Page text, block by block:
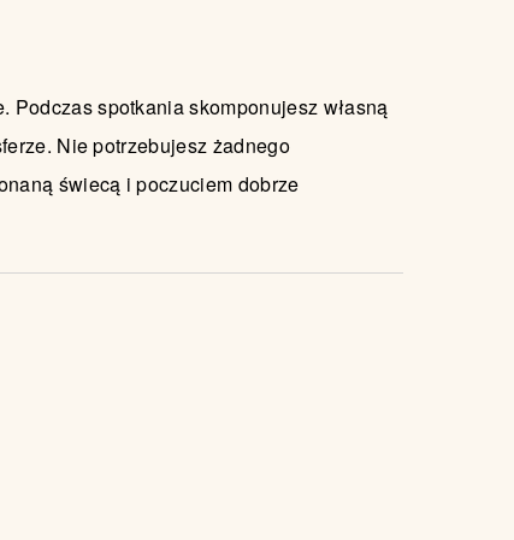
Podczas spotkania skomponujesz własną
Nie potrzebujesz żadnego
świecą i poczuciem dobrze